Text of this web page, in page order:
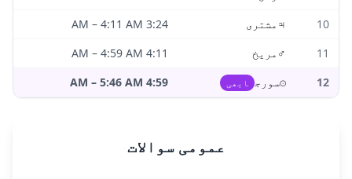
10
♃ مشتری 3:24 AM
– 4:11 AM
11
♂ مریخ 4:11 AM
– 4:59 AM
12
☉سورج ابھی 4:59 AM
– 5:46 AM
عمومی سوالات